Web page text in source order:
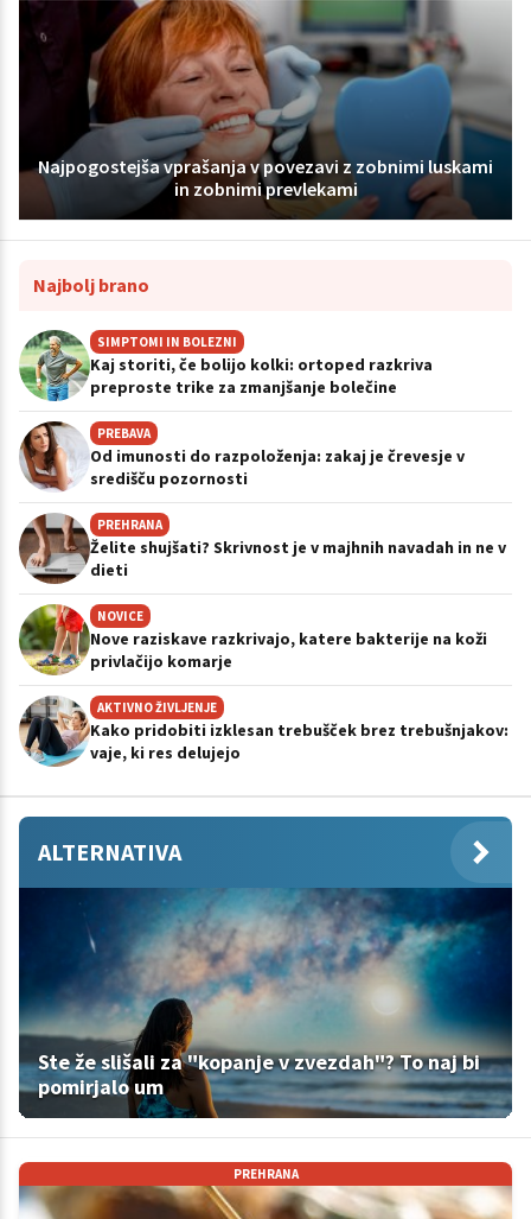
Najpogostejša vprašanja v povezavi z zobnimi luskami
in zobnimi prevlekami
Najbolj brano
SIMPTOMI IN BOLEZNI
Kaj storiti, če bolijo kolki: ortoped razkriva
preproste trike za zmanjšanje bolečine
PREBAVA
Od imunosti do razpoloženja: zakaj je črevesje v
središču pozornosti
PREHRANA
Želite shujšati? Skrivnost je v majhnih navadah in ne v
dieti
NOVICE
Nove raziskave razkrivajo, katere bakterije na koži
privlačijo komarje
AKTIVNO ŽIVLJENJE
Kako pridobiti izklesan trebušček brez trebušnjakov:
vaje, ki res delujejo
ALTERNATIVA
Ste že slišali za "kopanje v zvezdah"? To naj bi
pomirjalo um
PREHRANA